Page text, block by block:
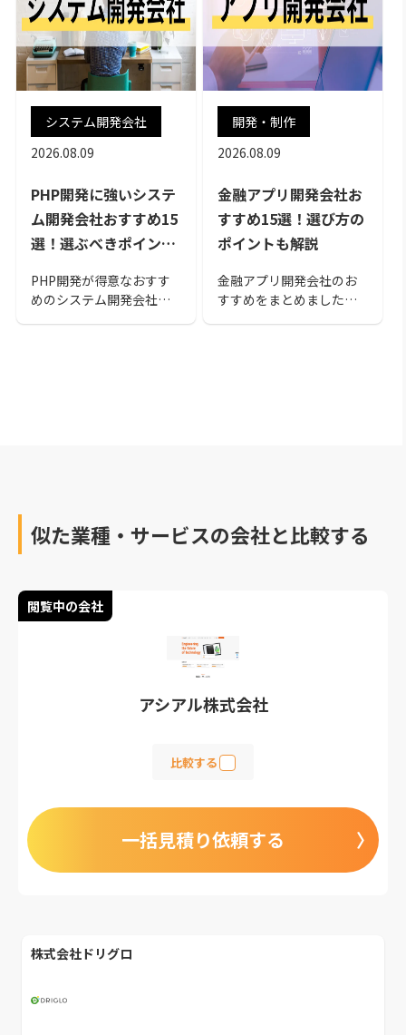
システム開発会社
2026.08.09
PHP開発に強いシステ
ム開発会社おすすめ15
選！選ぶべきポイント
PHP開発が得意なおすす
めのシステム開発会社を
開発・制作
2026.08.09
金融アプリ開発会社お
すすめ15選！選び方の
ポイントも解説
金融アプリ開発会社のお
すすめをまとめました。
似た業種・サービスの会社と比較する
閲覧中の会社
アシアル株式会社
比較する
一括見積り依頼する
株式会社ドリグロ